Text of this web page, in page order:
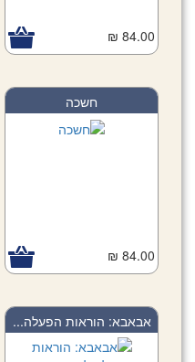
84.00 ₪
חשכה
84.00 ₪
אבאבא: הוראות הפעלה...